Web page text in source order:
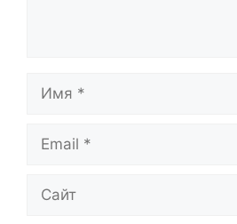
Имя
Email
Сайт